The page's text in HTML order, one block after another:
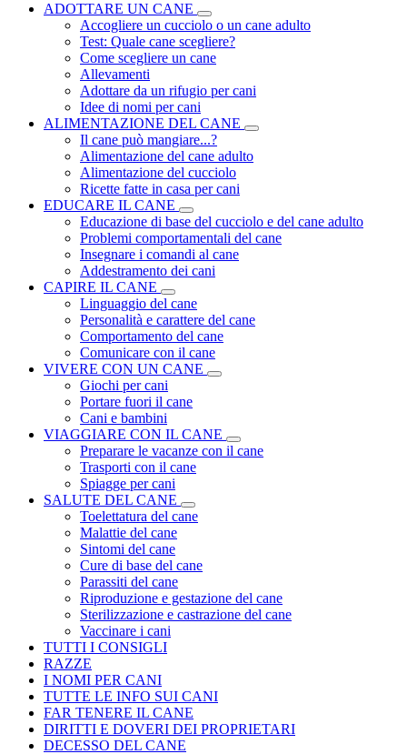
ADOTTARE UN CANE
Accogliere un cucciolo o un cane adulto
Test: Quale cane scegliere?
Come scegliere un cane
Allevamenti
Adottare da un rifugio per cani
Idee di nomi per cani
ALIMENTAZIONE DEL CANE
Il cane può mangiare...?
Alimentazione del cane adulto
Alimentazione del cucciolo
Ricette fatte in casa per cani
EDUCARE IL CANE
Educazione di base del cucciolo e del cane adulto
Problemi comportamentali del cane
Insegnare i comandi al cane
Addestramento dei cani
CAPIRE IL CANE
Linguaggio del cane
Personalità e carattere del cane
Comportamento del cane
Comunicare con il cane
VIVERE CON UN CANE
Giochi per cani
Portare fuori il cane
Cani e bambini
VIAGGIARE CON IL CANE
Preparare le vacanze con il cane
Trasporti con il cane
Spiagge per cani
SALUTE DEL CANE
Toelettatura del cane
Malattie del cane
Sintomi del cane
Cure di base del cane
Parassiti del cane
Riproduzione e gestazione del cane
Sterilizzazione e castrazione del cane
Vaccinare i cani
TUTTI I CONSIGLI
RAZZE
I NOMI PER CANI
TUTTE LE INFO SUI CANI
FAR TENERE IL CANE
DIRITTI E DOVERI DEI PROPRIETARI
DECESSO DEL CANE